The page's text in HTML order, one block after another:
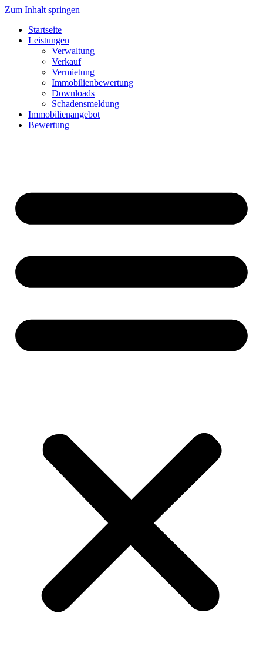
Zum Inhalt springen
Startseite
Leistungen
Verwaltung
Verkauf
Vermietung
Immobilienbewertung
Downloads
Schadensmeldung
Immobilienangebot
Bewertung